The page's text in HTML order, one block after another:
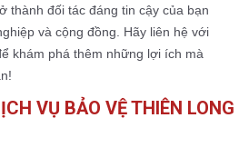
thành đối tác đáng tin cậy của bạn
và cộng đồng. Hãy liên hệ với
khám phá thêm những lợi ích mà
VỤ BẢO VỆ THIÊN LONG